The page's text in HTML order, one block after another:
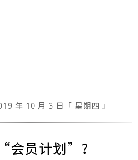
年 10 月 3 日「 星期四 」
会员计划”？